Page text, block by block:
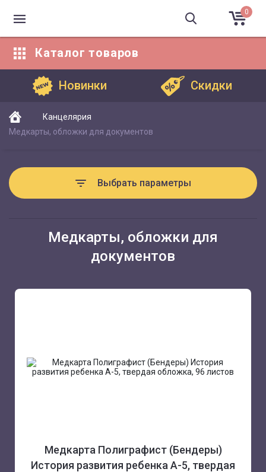
0
Каталог товаров
Новинки Скидки
Канцелярия
Медкарты, обложки для документов
Выбрать параметры
Медкарты, обложки для
документов
Медкарта Полиграфист (Бендеры)
История развития ребенка А-5, твердая